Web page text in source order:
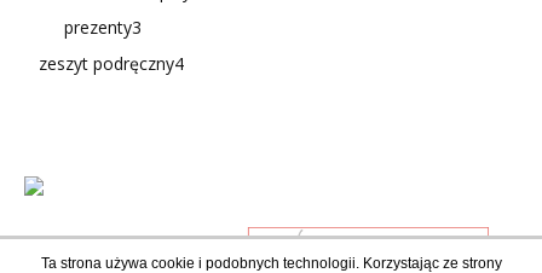
prezenty3
zeszyt podręczny4
Ta strona używa cookie i podobnych technologii. Korzystając ze strony